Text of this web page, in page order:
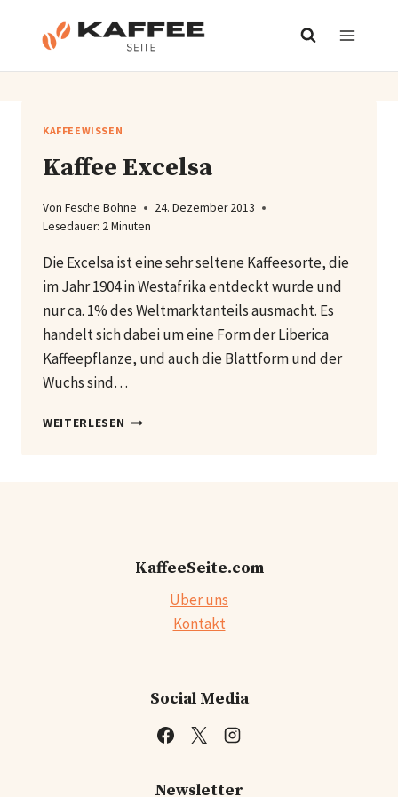
KAFFEEWISSEN
Kaffee Excelsa
Von Fesche Bohne
24. Dezember 2013
Lesedauer: 2Minuten
Die Excelsa ist eine sehr seltene Kaffeesorte, die
im Jahr 1904 in Westafrika entdeckt wurde und
nur ca. 1% des Weltmarktanteils ausmacht. Es
handelt sich dabei um eine Form der Liberica
Kaffeepflanze, und auch die Blattform und der
Wuchs sind…
WEITERLESEN KAFFEE
KaffeeSeite.com
Über uns
Kontakt
Social Media
Newsletter